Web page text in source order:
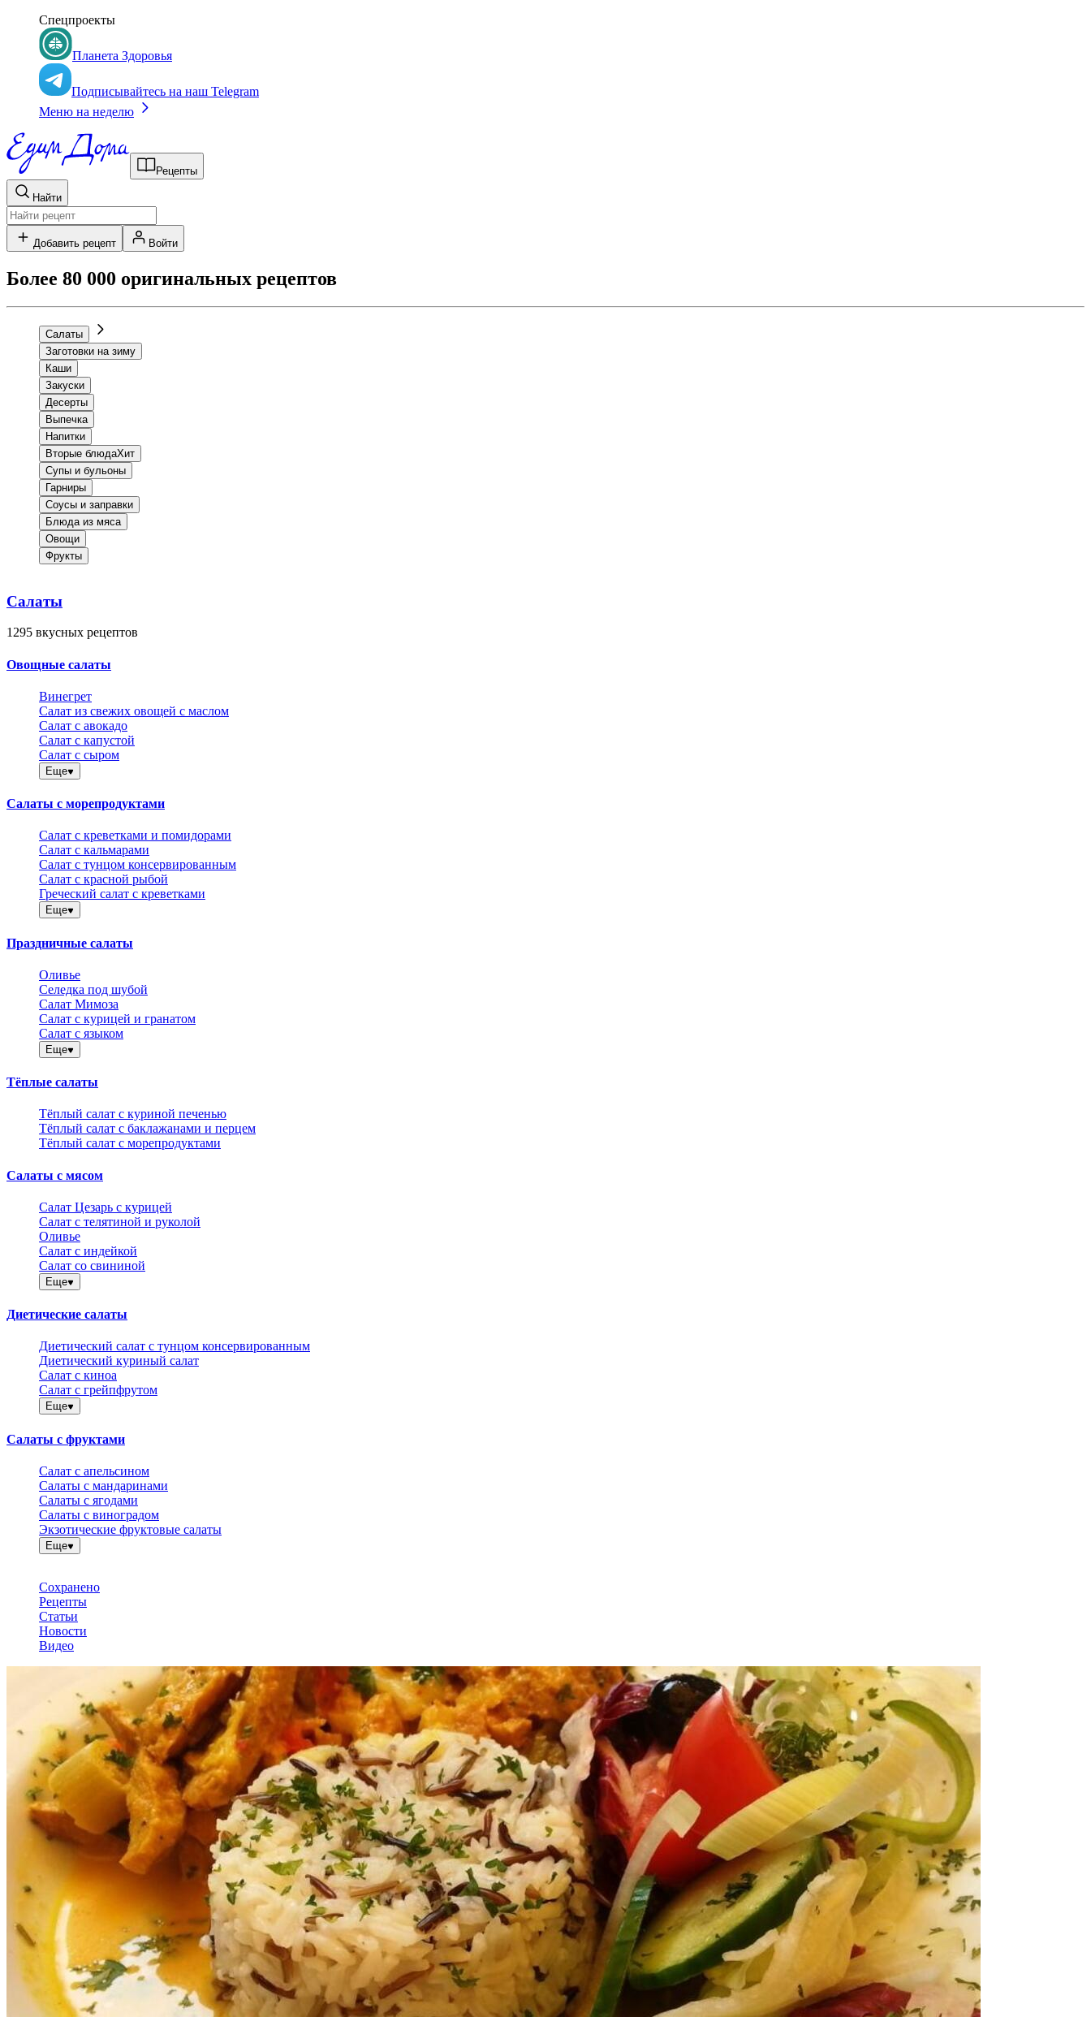
Спецпроекты
Планета Здоровья
Подписывайтесь на наш Telegram
Меню на неделю
Рецепты
Найти
Добавить рецепт Войти
Более 80 000 оригинальных рецептов
Салаты
Заготовки на зиму
Каши
Закуски
Десерты
Выпечка
Напитки
Вторые блюдаХит
Супы и бульоны
Гарниры
Соусы и заправки
Блюда из мяса
Овощи
Фрукты
Салаты
1295 вкусных рецептов
Овощные салаты
Винегрет
Салат из свежих овощей с маслом
Салат с авокадо
Салат с капустой
Салат с сыром
Еще
Салаты с морепродуктами
Салат с креветками и помидорами
Салат с кальмарами
Салат с тунцом консервированным
Салат с красной рыбой
Греческий салат с креветками
Еще
Праздничные салаты
Оливье
Селедка под шубой
Салат Мимоза
Салат с курицей и гранатом
Салат с языком
Еще
Тёплые салаты
Тёплый салат с куриной печенью
Тёплый салат с баклажанами и перцем
Тёплый салат с морепродуктами
Салаты с мясом
Салат Цезарь с курицей
Салат с телятиной и руколой
Оливье
Салат с индейкой
Салат со свининой
Еще
Диетические салаты
Диетический салат с тунцом консервированным
Диетический куриный салат
Салат с киноа
Салат с грейпфрутом
Еще
Салаты с фруктами
Салат с апельсином
Салаты с мандаринами
Салаты с ягодами
Салаты с виноградом
Экзотические фруктовые салаты
Еще
Сохранено
Рецепты
Статьи
Новости
Видео